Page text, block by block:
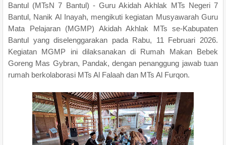
Bantul (MTsN 7 Bantul) - Guru Akidah Akhlak MTs Negeri 7
Bantul, Nanik Al Inayah, mengikuti kegiatan Musyawarah Guru
Mata Pelajaran (MGMP) Akidah Akhlak MTs se-Kabupaten
Bantul yang diselenggarakan pada Rabu, 11 Februari 2026.
Kegiatan MGMP ini dilaksanakan di Rumah Makan Bebek
Goreng Mas Gybran, Pandak, dengan penanggung jawab tuan
rumah berkolaborasi MTs Al Falaah dan MTs Al Furqon.